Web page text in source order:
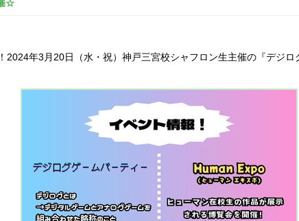
☆
2024年3月20日（水・祝）神戸三宮校シャフロン生主催の『デジ